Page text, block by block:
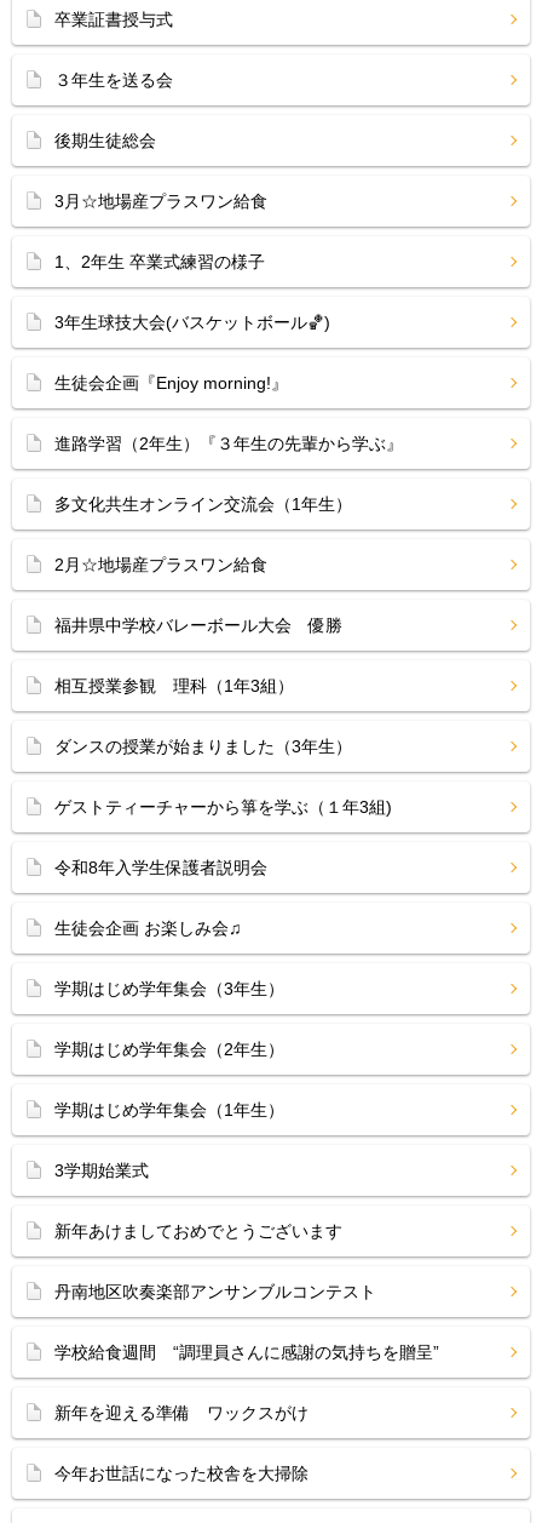
卒業証書授与式
３年生を送る会
後期生徒総会
3月☆地場産プラスワン給食
1、2年生 卒業式練習の様子
3年生球技大会(バスケットボール🏀)
生徒会企画『Enjoy morning!』
進路学習（2年生）『３年生の先輩から学ぶ』
多文化共生オンライン交流会（1年生）
2月☆地場産プラスワン給食
福井県中学校バレーボール大会 優勝
相互授業参観 理科（1年3組）
ダンスの授業が始まりました（3年生）
ゲストティーチャーから箏を学ぶ（１年3組)
令和8年入学生保護者説明会
生徒会企画 お楽しみ会♫
学期はじめ学年集会（3年生）
学期はじめ学年集会（2年生）
学期はじめ学年集会（1年生）
3学期始業式
新年あけましておめでとうございます
丹南地区吹奏楽部アンサンブルコンテスト
学校給食週間 “調理員さんに感謝の気持ちを贈呈”
新年を迎える準備 ワックスがけ
今年お世話になった校舎を大掃除